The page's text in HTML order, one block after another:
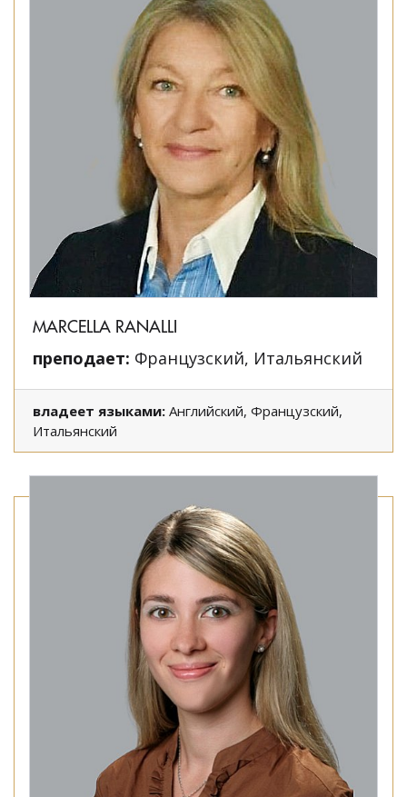
MARCELLA RANALLI
преподает: Французский, Итальянский
владеет языками: Английский, Французский,
Итальянский